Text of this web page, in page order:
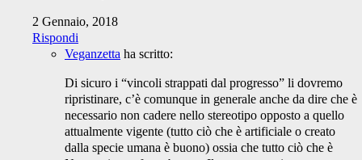
2 Gennaio, 2018
Rispondi
Veganzetta ha scritto:
Di sicuro i “vincoli strappati dal progresso” li dovremo
ripristinare, c’è comunque in generale anche da dire che è
necessario non cadere nello stereotipo opposto a quello
attualmente vigente (tutto ciò che è artificiale o creato
dalla specie umana è buono) ossia che tutto ciò che è